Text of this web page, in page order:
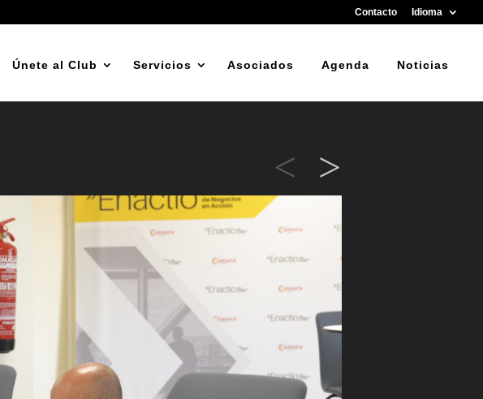
Contacto Idioma
Únete al Club Servicios Asociados Agenda Noticias